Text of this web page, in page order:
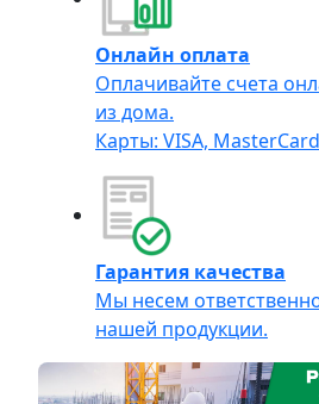
Онлайн оплата
Оплачивайте счета
из дома.
Карты: VISA, MasterCard
Гарантия качества
Мы несем
нашей продукции.